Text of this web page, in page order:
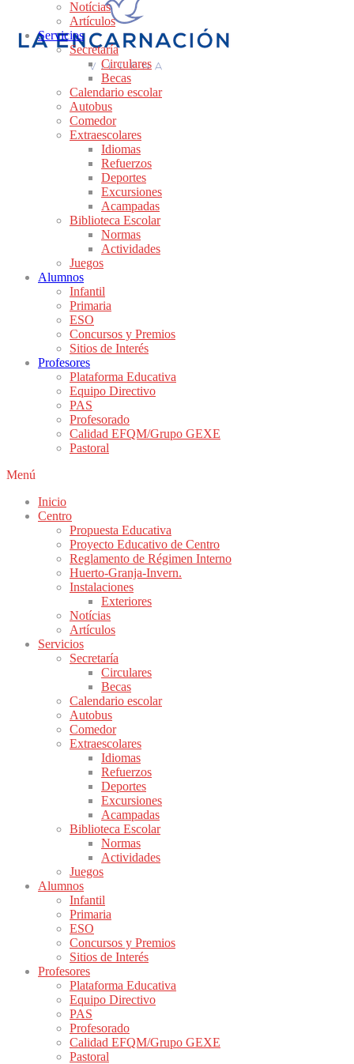
Notícias
Artículos
Servicios
Secretaría
Circulares
Becas
Calendario escolar
Autobus
Comedor
Extraescolares
Idiomas
Refuerzos
Deportes
Excursiones
Acampadas
Biblioteca Escolar
Normas
Actividades
Juegos
Alumnos
Infantil
Primaria
ESO
Concursos y Premios
Sitios de Interés
Profesores
Plataforma Educativa
Equipo Directivo
PAS
Profesorado
Calidad EFQM/Grupo GEXE
Pastoral
Menú
Inicio
Centro
Propuesta Educativa
Proyecto Educativo de Centro
Reglamento de Régimen Interno
Huerto-Granja-Invern.
Instalaciones
Exteriores
Notícias
Artículos
Servicios
Secretaría
Circulares
Becas
Calendario escolar
Autobus
Comedor
Extraescolares
Idiomas
Refuerzos
Deportes
Excursiones
Acampadas
Biblioteca Escolar
Normas
Actividades
Juegos
Alumnos
Infantil
Primaria
ESO
Concursos y Premios
Sitios de Interés
Profesores
Plataforma Educativa
Equipo Directivo
PAS
Profesorado
Calidad EFQM/Grupo GEXE
Pastoral